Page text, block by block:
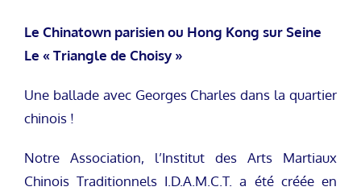
Le Chinatown parisien ou Hong Kong sur Seine
Le « Triangle de Choisy »
Une ballade avec Georges Charles dans la quartier
chinois !
Notre Association, l’Institut des Arts Martiaux
Chinois Traditionnels I.D.A.M.C.T. a été créée en